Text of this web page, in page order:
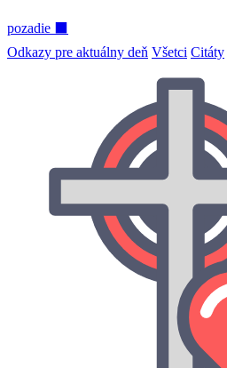
pozadie ⬛
Odkazy pre aktuálny deň Všetci Citáty